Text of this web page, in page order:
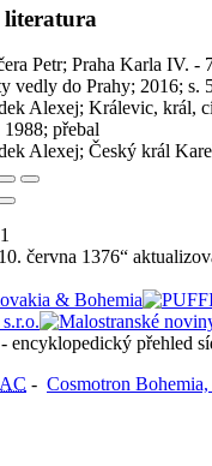
literatura
Petr; Praha Karla IV. -
vedly do Prahy; 2016; s.
Alexej; Králevic, král,
přebal
Alexej; Český král
června 1376“
encyklopedický přehled
- Cosmotron Bohemia,